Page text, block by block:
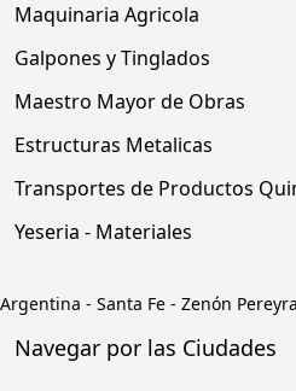
Maquinaria Agricola
Galpones y Tinglados
Maestro Mayor de Obras
Estructuras Metalicas
Transportes de Productos
Yeseria - Materiales
Argentina - Santa Fe - Zenón Pereyra
Navegar por las Ciudades